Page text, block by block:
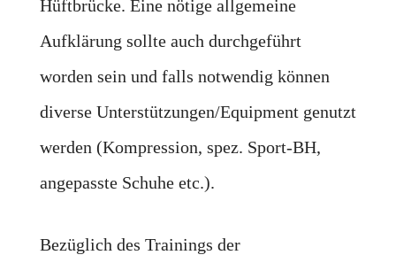
Hüftbrücke. Eine nötige allgemeine
Aufklärung sollte auch durchgeführt
worden sein und falls notwendig können
diverse Unterstützungen/Equipment genutzt
werden (Kompression, spez. Sport-BH,
angepasste Schuhe etc.).
Bezüglich des Trainings der